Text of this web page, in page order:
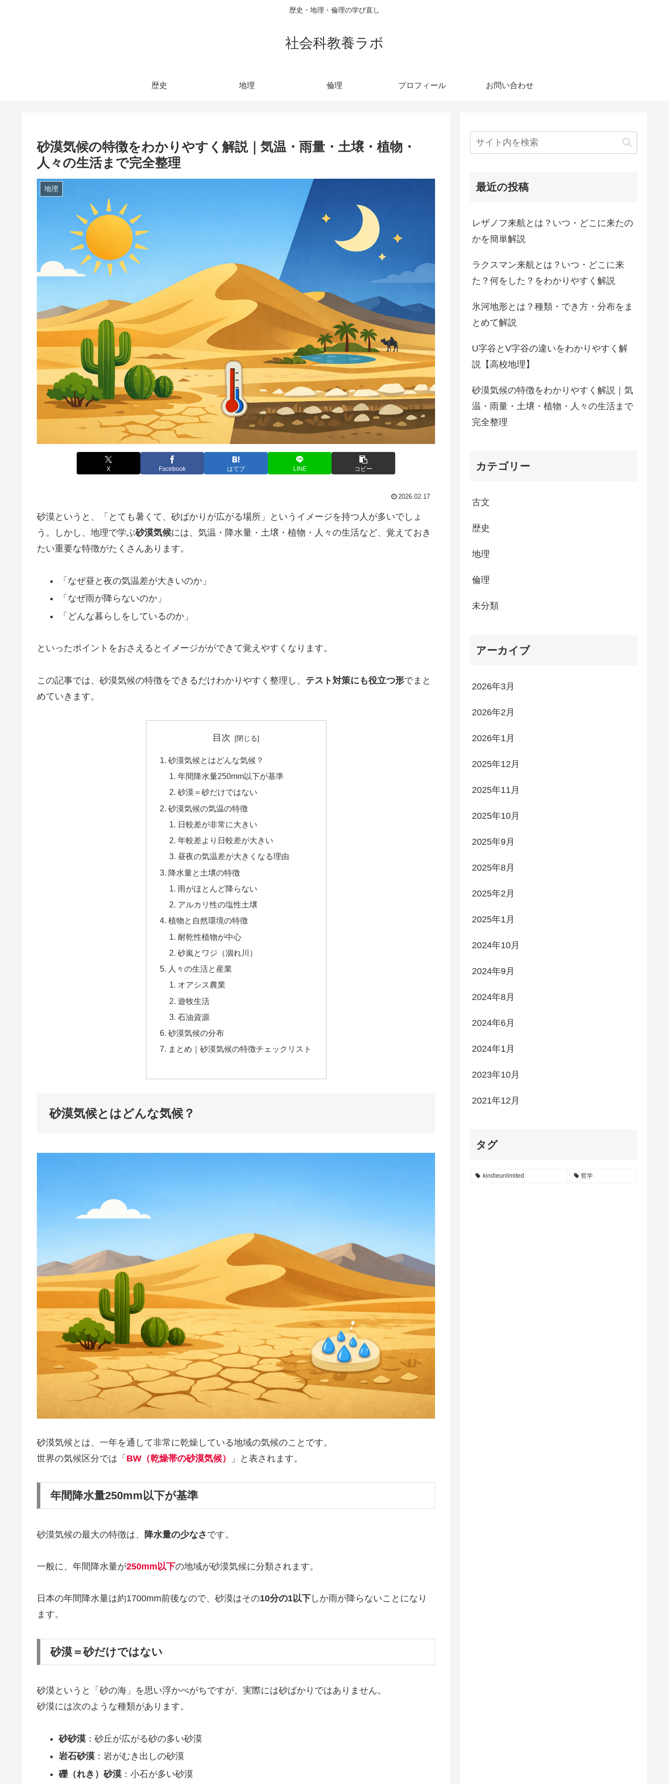
歴史・地理・倫理の学び直し
社会科教養ラボ
歴史 地理 倫理 プロフィール お問い合わせ
砂漠気候の特徴をわかりやすく解説｜気温・雨量・土壌・植物・
人々の生活まで完全整理
地理
X Facebook はてブ LINE コピー
2026.02.17
砂漠というと、「とても暑くて、砂ばかりが広がる場所」というイメージを持つ人が多いでしょ
う。しかし、地理で学ぶ砂漠気候には、気温・降水量・土壌・植物・人々の生活など、覚えておき
たい重要な特徴がたくさんあります。
「なぜ昼と夜の気温差が大きいのか」
「なぜ雨が降らないのか」
「どんな暮らしをしているのか」
といったポイントをおさえるとイメージがができて覚えやすくなります。
この記事では、砂漠気候の特徴をできるだけわかりやすく整理し、 テスト対策にも役立つ形でまと
めていきます。
目次
砂漠気候とはどんな気候？
年間降水量250mm以下が基準
砂漠＝砂だけではない
砂漠気候の気温の特徴
日較差が非常に大きい
年較差より日較差が大きい
昼夜の気温差が大きくなる理由
降水量と土壌の特徴
雨がほとんど降らない
アルカリ性の塩性土壌
植物と自然環境の特徴
耐乾性植物が中心
砂嵐とワジ（涸れ川）
人々の生活と産業
オアシス農業
遊牧生活
石油資源
砂漠気候の分布
まとめ｜砂漠気候の特徴チェックリスト
砂漠気候とはどんな気候？
砂漠気候とは、一年を通して非常に乾燥している地域の気候のことです。
世界の気候区分では「 BW（乾燥帯の砂漠気候） 」と表されます。
年間降水量250mm以下が基準
砂漠気候の最大の特徴は、 降水量の少なさ です。
一般に、年間降水量が250mm以下の地域が砂漠気候に分類されます。
日本の年間降水量は約1700mm前後なので、砂漠はその10分の1以下 しか雨が降らないことになり
ます。
砂漠＝砂だけではない
砂漠というと「砂の海」を思い浮かべがちですが、実際には砂ばかりではありません。
砂漠には次のような種類があります。
砂砂漠：砂丘が広がる砂の多い砂漠
岩石砂漠：岩がむき出しの砂漠
礫（れき）砂漠：小石が多い砂漠
最近の投稿
レザノフ来航とは？いつ・どこに来たの
かを簡単解説
ラクスマン来航とは？いつ・どこに来
た？何をした？をわかりやすく解説
氷河地形とは？種類・でき方・分布をま
とめて解説
U字谷とV字谷の違いをわかりやすく解
説【高校地理】
砂漠気候の特徴をわかりやすく解説｜気
温・雨量・土壌・植物・人々の生活まで
完全整理
カテゴリー
古文
歴史
地理
倫理
未分類
アーカイブ
2026年3月
2026年2月
2026年1月
2025年12月
2025年11月
2025年10月
2025年9月
2025年8月
2025年2月
2025年1月
2024年10月
2024年9月
2024年8月
2024年6月
2024年1月
2023年10月
2021年12月
タグ
kindleunlimited 哲学